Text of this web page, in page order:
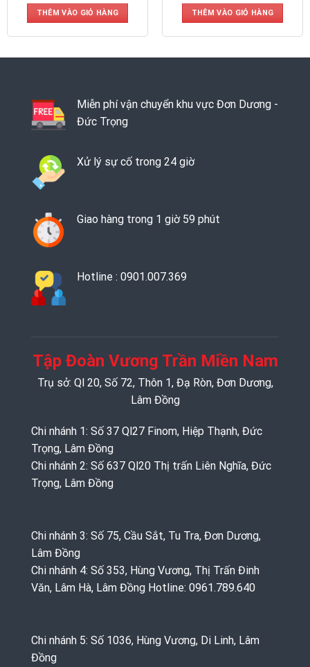
THÊM VÀO GIỎ HÀNG THÊM VÀO GIỎ HÀNG
Miễn phí vận chuyển khu vực Đơn Dương -
Đức Trọng
Xử lý sự cố trong 24 giờ
Giao hàng trong 1 giờ 59 phút
Hotline : 0901.007.369
Tập Đoàn Vương Trần Miền Nam
Trụ sở: Ql 20, Số 72, Thôn 1, Đạ Ròn, Đơn Dương,
Lâm Đồng
Chi nhánh 1: Số 37 Ql27 Finom, Hiệp Thạnh, Đức
Trọng, Lâm Đồng
Chi nhánh 2: Số 637 Ql20 Thị trấn Liên Nghĩa, Đức
Trọng, Lâm Đồng
Chi nhánh 3: Số 75, Cầu Sắt, Tu Tra, Đơn Dương,
Lâm Đồng
Chi nhánh 4: Số 353, Hùng Vương, Thị Trấn Đinh
Văn, Lâm Hà, Lâm Đồng Hotline: 0961.789.640
Chi nhánh 5: Số 1036, Hùng Vương, Di Linh, Lâm
Đồng